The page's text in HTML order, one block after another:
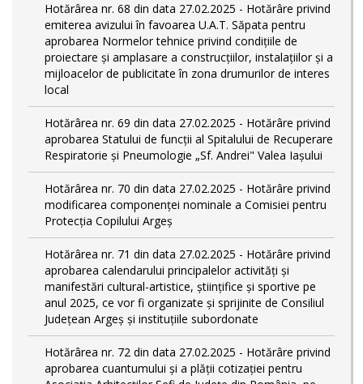
Hotărârea nr. 68 din data 27.02.2025 - Hotărâre privind
emiterea avizului în favoarea U.A.T. Săpata pentru
aprobarea Normelor tehnice privind condiţiile de
proiectare şi amplasare a construcţiilor, instalaţiilor şi a
mijloacelor de publicitate în zona drumurilor de interes
local
Hotărârea nr. 69 din data 27.02.2025 - Hotărâre privind
aprobarea Statului de funcţii al Spitalului de Recuperare
Respiratorie și Pneumologie „Sf. Andrei" Valea Iașului
Hotărârea nr. 70 din data 27.02.2025 - Hotărâre privind
modificarea componenței nominale a Comisiei pentru
Protecția Copilului Argeș
Hotărârea nr. 71 din data 27.02.2025 - Hotărâre privind
aprobarea calendarului principalelor activităţi şi
manifestări cultural-artistice, ştiinţifice şi sportive pe
anul 2025, ce vor fi organizate şi sprijinite de Consiliul
Judeţean Argeş şi instituţiile subordonate
Hotărârea nr. 72 din data 27.02.2025 - Hotărâre privind
aprobarea cuantumului și a plății cotizației pentru